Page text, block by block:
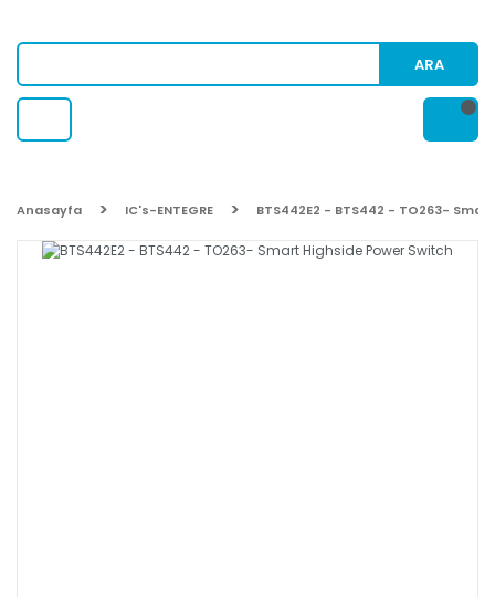
ARA
Anasayfa IC's-ENTEGRE BTS442E2 - BTS442 - TO263-